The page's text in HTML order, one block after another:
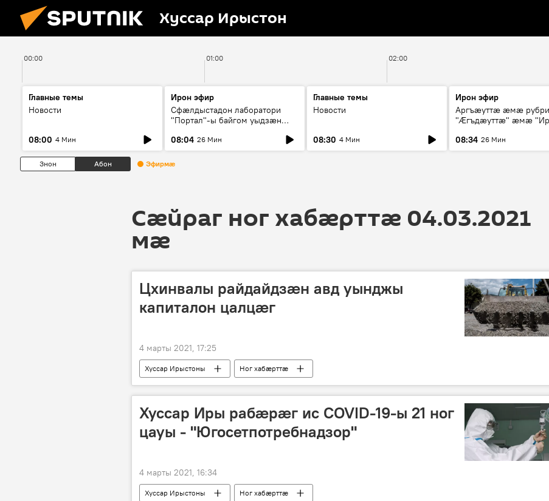
Хуссар Ирыстон
00:00 01:00 02:00
Главные темы
Новости
08:00 4 Мин
Ирон эфир
Сфæлдыстадон лаборатори
"Портал"-ы байгом уыдзæн
Æхсары куыстыты равдыст
08:04 26 Мин
Главные темы
Новости
08:30 4 Мин
Ирон эфир
Аргъæуттæ æмæ
"Æгъдæуттæ" æмæ
08:34 26 Мин
Знон Абон Эфирмæ
Сӕйраг ног хабӕрттӕ 04.03.2021
мӕ
Цхинвалы райдайдзӕн авд уынджы
капиталон цалцӕг
4 марты 2021, 17:25
Хуссар Ирыстоны Ног хабӕрттӕ
Хуссар Иры рабӕрӕг ис COVID-19-ы 21 ног
цауы - "Югосетпотребнадзор"
4 марты 2021, 16:34
Хуссар Ирыстоны Ног хабӕрттӕ